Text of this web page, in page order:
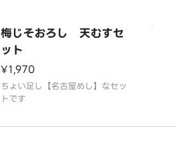
梅じそおろし 天むすセ
ット
¥1,970
ちょい足し【名古屋めし】なセッ
トです